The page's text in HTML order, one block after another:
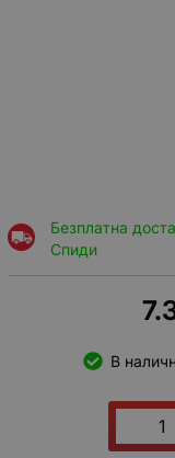
Безплатна
Спиди
В